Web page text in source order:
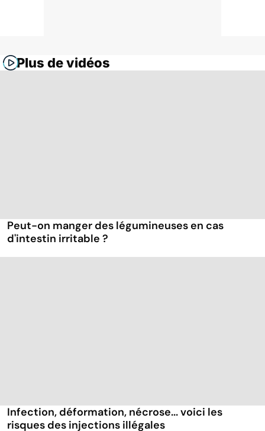
Plus de vidéos
Peut-on manger des légumineuses en cas
d'intestin irritable ?
Infection, déformation, nécrose... voici les
risques des injections illégales